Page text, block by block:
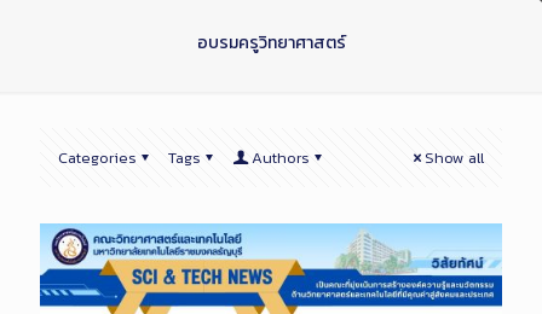
อบรมครูวิทยาศาสตร์
Categories Tags Authors Show all